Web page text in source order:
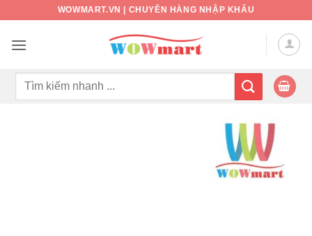
nội
WOWMART.VN | CHUYÊN HÀNG NHẬP KHẨU
Tìm